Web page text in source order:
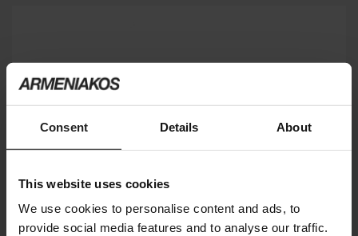
Consent Details About
This website uses cookies
We use cookies to personalise content and ads, to
provide social media features and to analyse our traffic.